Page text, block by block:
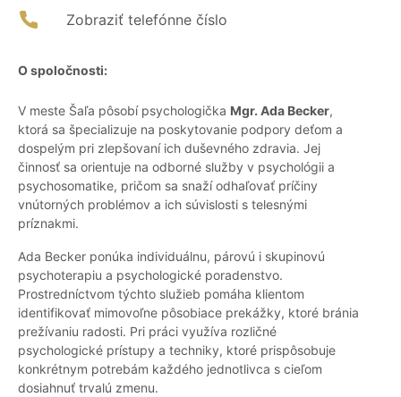
Zobraziť telefónne číslo
O spoločnosti:
V meste Šaľa pôsobí psychologička Mgr. Ada Becker,
ktorá sa špecializuje na poskytovanie podpory deťom a
dospelým pri zlepšovaní ich duševného zdravia. Jej
činnosť sa orientuje na odborné služby v psychológii a
psychosomatike, pričom sa snaží odhaľovať príčiny
vnútorných problémov a ich súvislosti s telesnými
príznakmi.
Ada Becker ponúka individuálnu, párovú i skupinovú
psychoterapiu a psychologické poradenstvo.
Prostredníctvom týchto služieb pomáha klientom
identifikovať mimovoľne pôsobiace prekážky, ktoré bránia
prežívaniu radosti. Pri práci využíva rozličné
psychologické prístupy a techniky, ktoré prispôsobuje
konkrétnym potrebám každého jednotlivca s cieľom
dosiahnuť trvalú zmenu.